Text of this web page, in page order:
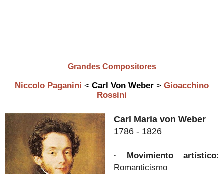
Grandes Compositores
Niccolo Paganini < Carl Von Weber > Gioacchino
Rossini
Carl Maria von Weber
1786 - 1826
· Movimiento artístico:
Romanticismo